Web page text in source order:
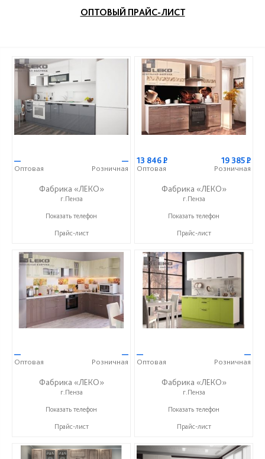
ОПТОВЫЙ ПРАЙС-ЛИСТ
—
Оптовая
—
Розничная
Фабрика «ЛЕКО»
г.Пенза
+7 (800) 222-93-90
Показать телефон
Прайс-лист
13 846Р
Оптовая
19 385Р
Розничная
Фабрика «ЛЕКО»
г.Пенза
+7 (800) 222-93-90
Показать телефон
Прайс-лист
—
Оптовая
—
Розничная
Фабрика «ЛЕКО»
г.Пенза
+7 (800) 222-93-90
Показать телефон
Прайс-лист
—
Оптовая
—
Розничная
Фабрика «ЛЕКО»
г.Пенза
+7 (800) 222-93-90
Показать телефон
Прайс-лист